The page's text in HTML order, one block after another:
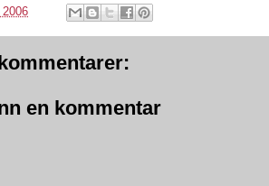
en kommentar